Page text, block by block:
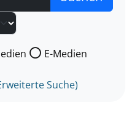
nach der Sie suchen wollen.
E-Medien
Suche)